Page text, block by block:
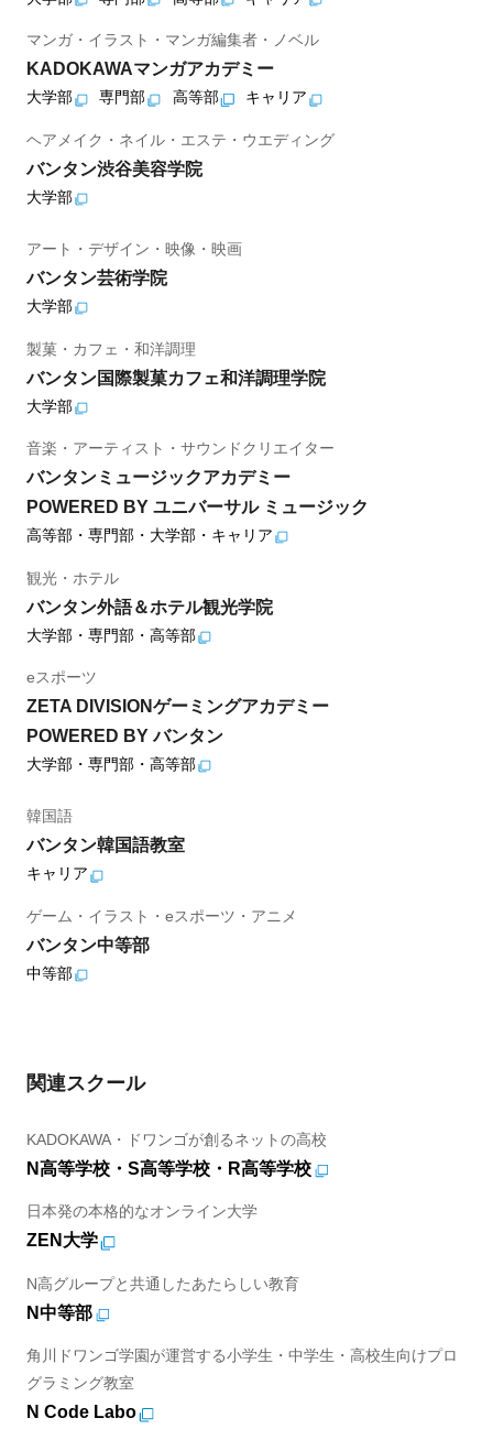
マンガ・イラスト・マンガ編集者・ノベル
KADOKAWAマンガアカデミー
大学部 専門部 高等部 キャリア
ヘアメイク・ネイル・エステ・ウエディング
バンタン渋谷美容学院
大学部
アート・デザイン・映像・映画
バンタン芸術学院
大学部
製菓・カフェ・和洋調理
バンタン国際製菓カフェ和洋調理学院
大学部
音楽・アーティスト・サウンドクリエイター
バンタンミュージックアカデミー
POWERED BY ユニバーサル ミュージック
高等部・専門部・大学部・キャリア
観光・ホテル
バンタン外語＆ホテル観光学院
大学部・専門部・高等部
eスポーツ
ZETA DIVISIONゲーミングアカデミー
POWERED BY バンタン
大学部・専門部・高等部
韓国語
バンタン韓国語教室
キャリア
ゲーム・イラスト・eスポーツ・アニメ
バンタン中等部
中等部
関連スクール
KADOKAWA・ドワンゴが創るネットの高校
N高等学校・S高等学校・R高等学校
日本発の本格的なオンライン大学
ZEN大学
N高グループと共通したあたらしい教育
N中等部
角川ドワンゴ学園が運営する小学生・中学生・高校生向けプロ
グラミング教室
N Code Labo